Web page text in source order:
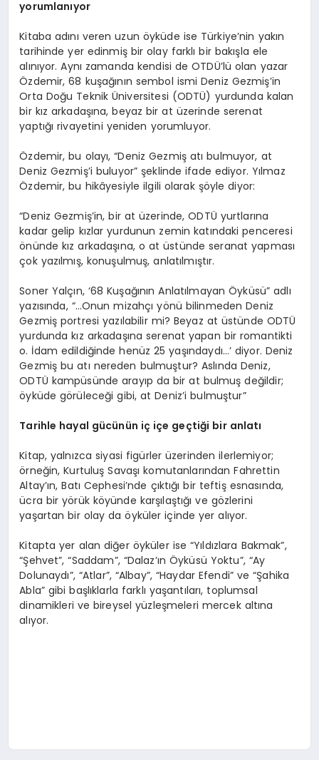
yorumlanıyor
Kitaba adını veren uzun öyküde ise Türkiye’nin yakın
tarihinde yer edinmiş bir olay farklı bir bakışla ele
alınıyor. Aynı zamanda kendisi de OTDÜ’lü olan yazar
Özdemir, 68 kuşağının sembol ismi Deniz Gezmiş’in
Orta Doğu Teknik Üniversitesi (ODTÜ) yurdunda kalan
bir kız arkadaşına, beyaz bir at üzerinde serenat
yaptığı rivayetini yeniden yorumluyor.
Özdemir, bu olayı, “Deniz Gezmiş atı bulmuyor, at
Deniz Gezmiş’i buluyor” şeklinde ifade ediyor. Yılmaz
Özdemir, bu hikâyesiyle ilgili olarak şöyle diyor:
“Deniz Gezmiş’in, bir at üzerinde, ODTÜ yurtlarına
kadar gelip kızlar yurdunun zemin katındaki penceresi
önünde kız arkadaşına, o at üstünde seranat yapması
çok yazılmış, konuşulmuş, anlatılmıştır.
Soner Yalçın, ‘68 Kuşağının Anlatılmayan Öyküsü” adlı
yazısında, “…Onun mizahçı yönü bilinmeden Deniz
Gezmiş portresi yazılabilir mi? Beyaz at üstünde ODTÜ
yurdunda kız arkadaşına serenat yapan bir romantikti
o. İdam edildiğinde henüz 25 yaşındaydı…’ diyor. Deniz
Gezmiş bu atı nereden bulmuştur? Aslında Deniz,
ODTÜ kampüsünde arayıp da bir at bulmuş değildir;
öyküde görüleceği gibi, at Deniz’i bulmuştur”
Tarihle hayal gücünün iç içe geçtiği bir anlatı
Kitap, yalnızca siyasi figürler üzerinden ilerlemiyor;
örneğin, Kurtuluş Savaşı komutanlarından Fahrettin
Altay’ın, Batı Cephesi’nde çıktığı bir teftiş esnasında,
ücra bir yörük köyünde karşılaştığı ve gözlerini
yaşartan bir olay da öyküler içinde yer alıyor.
Kitapta yer alan diğer öyküler ise “Yıldızlara Bakmak”,
“Şehvet”, “Saddam”, “Dalaz’ın Öyküsü Yoktu”, “Ay
Dolunaydı”, “Atlar”, “Albay”, “Haydar Efendi” ve “Şahika
Abla” gibi başlıklarla farklı yaşantıları, toplumsal
dinamikleri ve bireysel yüzleşmeleri mercek altına
alıyor.